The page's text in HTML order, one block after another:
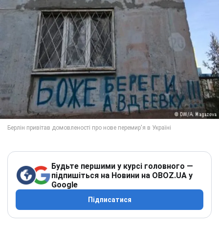
Будьте першими у курсі головного —
підпишіться на Новини на OBOZ.UA у
Google
Підписатися